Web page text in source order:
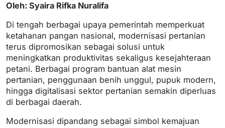
Oleh: Syaira Rifka Nuralifa
Di tengah berbagai upaya pemerintah memperkuat
ketahanan pangan nasional, modernisasi pertanian
terus dipromosikan sebagai solusi untuk
meningkatkan produktivitas sekaligus kesejahteraan
petani. Berbagai program bantuan alat mesin
pertanian, penggunaan benih unggul, pupuk modern,
hingga digitalisasi sektor pertanian semakin diperluas
di berbagai daerah.
Modernisasi dipandang sebagai simbol kemajuan